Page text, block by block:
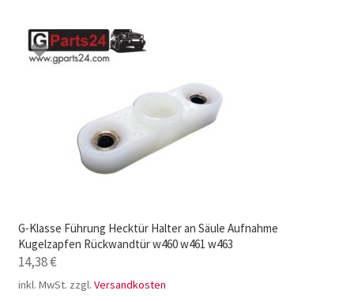
G-Klasse Führung Hecktür Halter an Säule Aufnahme
Kugelzapfen Rückwandtür w460 w461 w463
14,38€
inkl. MwSt. zzgl. Versandkosten